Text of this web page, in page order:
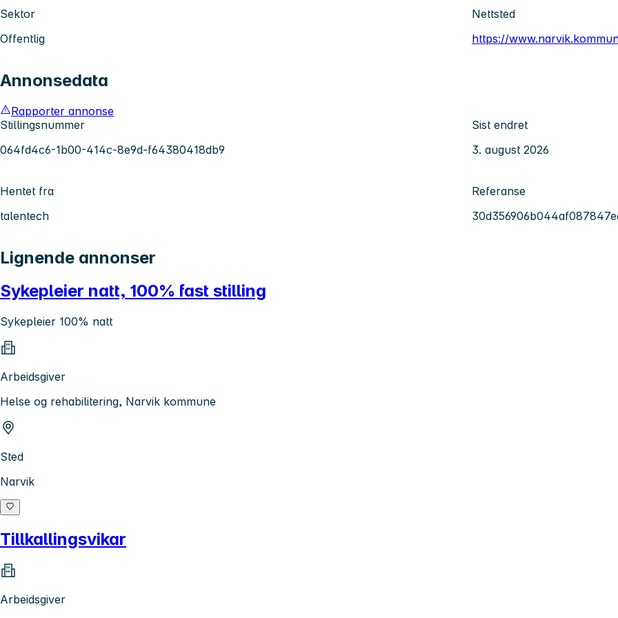
Sektor
Offentlig
Nettsted
https://
Annonsedata
Rapporter annonse
Stillingsnummer
064fd4c6-1b00-414c-8e9d-f64380418db9
Sist endret
3. august 2026
Hentet fra
talentech
Referanse
Lignende annonser
Sykepleier natt, 100% fast stilling
Sykepleier 100% natt
Arbeidsgiver
Helse og rehabilitering, Narvik kommune
Sted
Narvik
Tillkallingsvikar
Arbeidsgiver